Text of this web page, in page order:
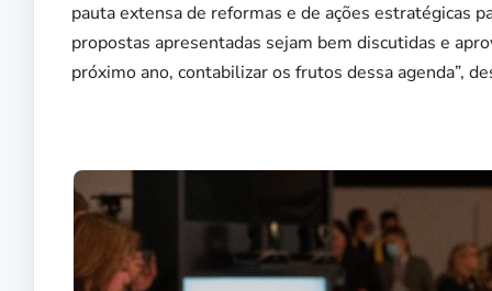
pauta extensa de reformas e de ações estratégicas
propostas apresentadas sejam bem discutidas e
próximo ano, contabilizar os frutos dessa agenda”,